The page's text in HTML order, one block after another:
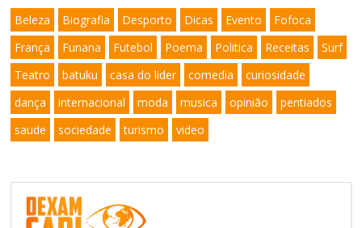
Beleza Biografia Desporto Dicas Evento
Fofoca
França
Funana Futebol Poema Politica Receitas
Surf
Teatro
batuku casa do lider comedia
curiosidade
dança
internacional moda musica opinião
pentiados
saude
sociedade turismo video